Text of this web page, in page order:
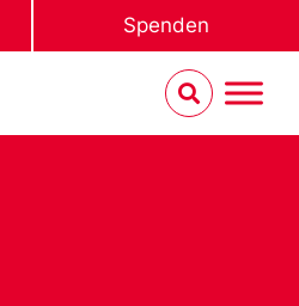
Spenden